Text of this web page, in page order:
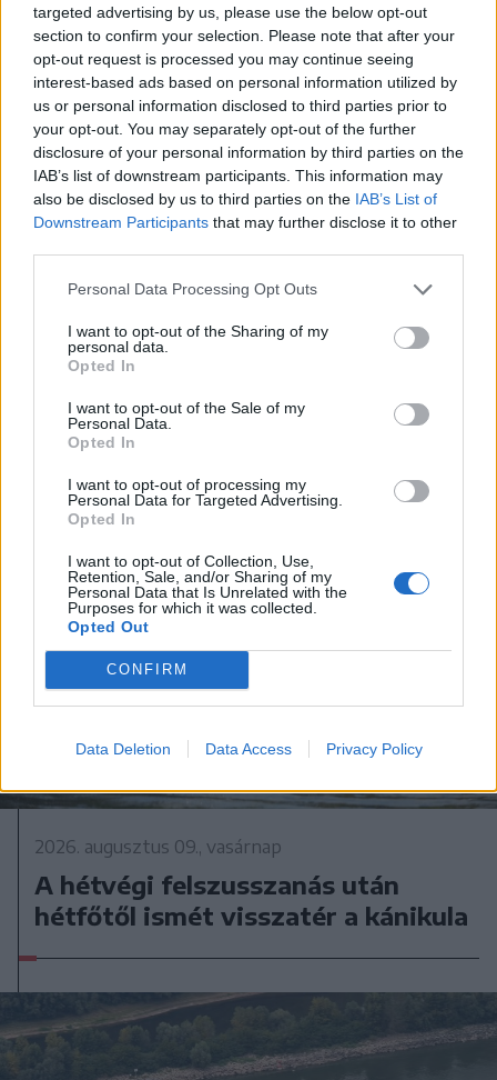
targeted advertising by us, please use the below opt-out
section to confirm your selection. Please note that after your
opt-out request is processed you may continue seeing
interest-based ads based on personal information utilized by
us or personal information disclosed to third parties prior to
your opt-out. You may separately opt-out of the further
disclosure of your personal information by third parties on the
IAB’s list of downstream participants. This information may
also be disclosed by us to third parties on the IAB’s List of
Downstream Participants that may further disclose it to other
Personal Data Processing Opt Outs
I want to opt-out of the Sharing of my
personal data.
Opted In
I want to opt-out of the Sale of my
Personal Data.
Opted In
I want to opt-out of processing my
Personal Data for Targeted Advertising.
Opted In
I want to opt-out of Collection, Use,
Retention, Sale, and/or Sharing of my
Personal Data that Is Unrelated with the
Purposes for which it was collected.
Opted Out
CONFIRM
Data Deletion Data Access Privacy Policy
2026. augusztus 09., vasárnap
Aratókalákával idézték fel a múltat
Csíkszentkirályon
2026. augusztus 09., vasárnap
A hétvégi felszusszanás után
hétfőtől ismét visszatér a kánikula